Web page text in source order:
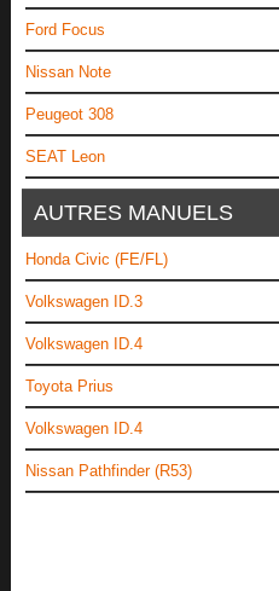
Ford Focus
Nissan Note
Peugeot 308
SEAT Leon
AUTRES MANUELS
Honda Civic (FE/FL)
Volkswagen ID.3
Volkswagen ID.4
Toyota Prius
Volkswagen ID.4
Nissan Pathfinder (R53)